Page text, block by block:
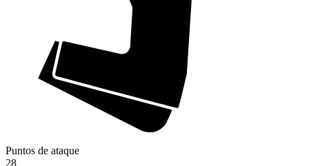
Puntos de ataque
28